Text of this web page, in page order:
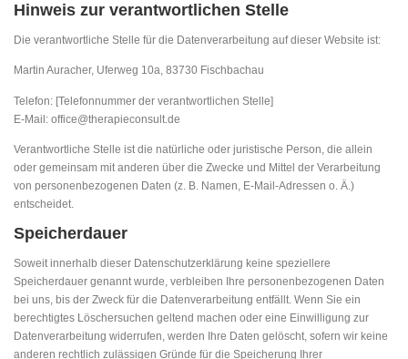
Hinweis zur verantwortlichen Stelle
Die verantwortliche Stelle für die Datenverarbeitung auf dieser Website ist:
Martin Auracher, Uferweg 10a, 83730 Fischbachau
Telefon: [Telefonnummer der verantwortlichen Stelle]
E-Mail: office@therapieconsult.de
Verantwortliche Stelle ist die natürliche oder juristische Person, die allein
oder gemeinsam mit anderen über die Zwecke und Mittel der Verarbeitung
von personenbezogenen Daten (z. B. Namen, E-Mail-Adressen o. Ä.)
entscheidet.
Speicherdauer
Soweit innerhalb dieser Datenschutzerklärung keine speziellere
Speicherdauer genannt wurde, verbleiben Ihre personenbezogenen Daten
bei uns, bis der Zweck für die Datenverarbeitung entfällt. Wenn Sie ein
berechtigtes Löschersuchen geltend machen oder eine Einwilligung zur
Datenverarbeitung widerrufen, werden Ihre Daten gelöscht, sofern wir keine
anderen rechtlich zulässigen Gründe für die Speicherung Ihrer